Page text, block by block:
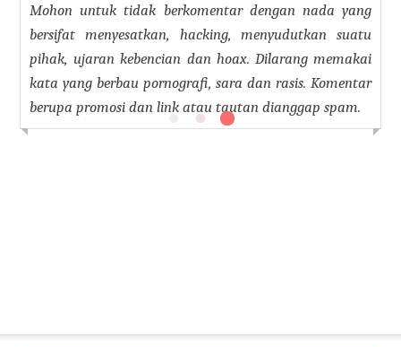
Mohon untuk tidak berkomentar dengan nada yang
bersifat menyesatkan, hacking, menyudutkan suatu
pihak, ujaran kebencian dan hoax. Dilarang memakai
kata yang berbau pornografi, sara dan rasis. Komentar
berupa promosi dan link atau tautan dianggap spam.